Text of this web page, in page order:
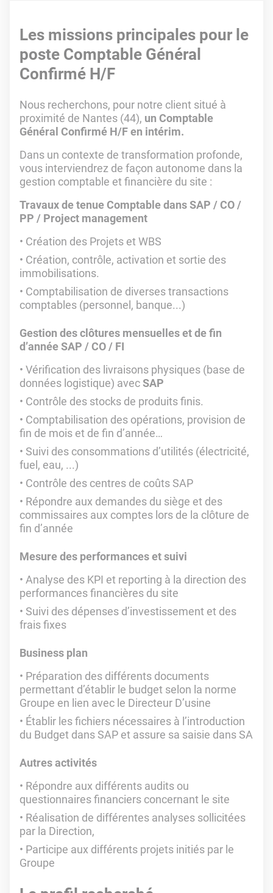
Les missions principales pour le
poste Comptable Général
Confirmé H/F
Nous recherchons, pour notre client situé à
proximité de Nantes (44), un Comptable
Général Confirmé H/F en intérim.
Dans un contexte de transformation profonde,
vous interviendrez de façon autonome dans la
gestion comptable et financière du site :
Travaux de tenue Comptable dans SAP / CO /
PP / Project management
Création des Projets et WBS
Création, contrôle, activation et sortie des
immobilisations.
Comptabilisation de diverses transactions
comptables (personnel, banque...)
Gestion des clôtures mensuelles et de fin
d’année SAP / CO / FI
Vérification des livraisons physiques (base de
données logistique) avecSAP
Contrôle des stocks de produits finis.
Comptabilisation des opérations, provision de
fin de mois et de fin d’année…
Suivi des consommations d’utilités (électricité,
fuel, eau, ...)
Contrôle des centres de coûts SAP
Répondre aux demandes du siège et des
commissaires aux comptes lors de la clôture de
fin d’année
Mesure des performances et suivi
Analyse des KPI et reporting à la direction des
performances financières du site
Suivi des dépenses d’investissement et des
frais fixes
Business plan
Préparation des différents documents
permettant d’établir le budget selon la norme
Groupe en lien avec le Directeur D’usine
Établir les fichiers nécessaires à l’introduction
du Budget dans SAP et assure sa saisie dans SA
Autres activités
Répondre aux différents audits ou
questionnaires financiers concernant le site
Réalisation de différentes analyses sollicitées
par la Direction,
Participe aux différents projets initiés par le
Groupe